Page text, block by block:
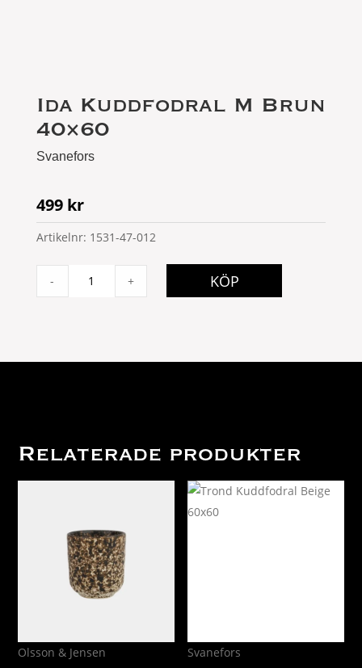
Ida Kuddfodral M Brun
40×60
Svanefors
499 kr
Artikelnr: 1531-47-012
quantity
- + KÖP
Relaterade produkter
Olsson & Jensen Svanefors